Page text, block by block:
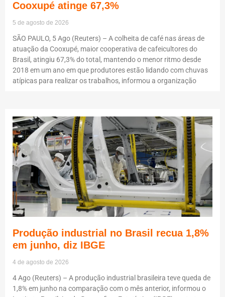
Cooxupé atinge 67,3%
5 de agosto de 2026
SÃO PAULO, 5 Ago (Reuters) – A colheita de café nas áreas de
atuação da Cooxupé, maior cooperativa de cafeicultores do
Brasil, atingiu 67,3% do total, mantendo o menor ritmo desde
2018 em um ano em que produtores estão lidando com chuvas
atípicas para realizar os trabalhos, informou a organização
Produção industrial no Brasil recua 1,8%
em junho, diz IBGE
4 de agosto de 2026
4 Ago (Reuters) – A produção industrial brasileira teve queda de
1,8% em junho na comparação com o mês anterior, informou o